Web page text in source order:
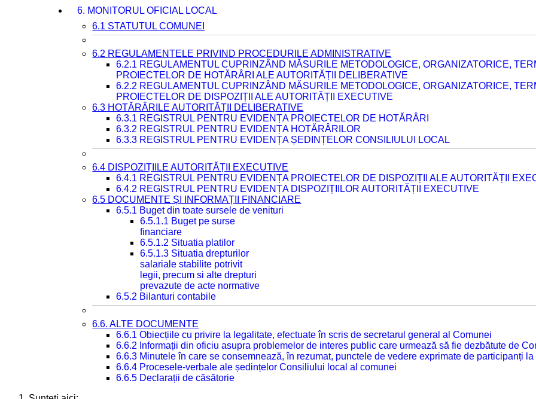
6. MONITORUL OFICIAL LOCAL
6.1 STATUTUL COMUNEI
6.2 REGULAMENTELE PRIVIND PROCEDURILE ADMINISTRATIVE
6.2.1 REGULAMENTUL CUPRINZÂND MĂSURILE METODOLOGICE, ORGANIZATORICE,
PROIECTELOR DE HOTĂRÂRI ALE AUTORITĂȚII DELIBERATIVE
6.2.2 REGULAMENTUL CUPRINZÂND MĂSURILE METODOLOGICE, ORGANIZATORICE,
PROIECTELOR DE DISPOZIȚII ALE AUTORITĂȚII EXECUTIVE
6.3 HOTĂRÂRILE AUTORITĂȚII DELIBERATIVE
6.3.1 REGISTRUL PENTRU EVIDENȚA PROIECTELOR DE HOTĂRÂRI
6.3.2 REGISTRUL PENTRU EVIDENȚA HOTĂRÂRILOR
6.3.3 REGISTRUL PENTRU EVIDENȚA ȘEDINȚELOR CONSILIULUI LOCAL
6.4 DISPOZIȚIILE AUTORITĂȚII EXECUTIVE
6.4.1 REGISTRUL PENTRU EVIDENȚA PROIECTELOR DE DISPOZIȚII ALE AUTORITĂȚII
6.4.2 REGISTRUL PENTRU EVIDENȚA DISPOZIȚIILOR AUTORITĂȚII EXECUTIVE
6.5 DOCUMENTE ȘI INFORMAȚII FINANCIARE
6.5.1 Buget din toate sursele de venituri
6.5.1.1 Buget pe surse
financiare
6.5.1.2 Situatia platilor
6.5.1.3 Situatia drepturilor
salariale stabilite potrivit
legii, precum si alte drepturi
prevazute de acte normative
6.5.2 Bilanturi contabile
6.6. ALTE DOCUMENTE
6.6.1 Obiecțiile cu privire la legalitate, efectuate în scris de secretarul general al Comunei
6.6.2 Informații din oficiu asupra problemelor de interes public care urmează să fie dezbătute de
6.6.3 Minutele în care se consemnează, în rezumat, punctele de vedere exprimate de participanți
6.6.4 Procesele-verbale ale ședințelor Consiliului local al comunei
6.6.5 Declarații de căsătorie